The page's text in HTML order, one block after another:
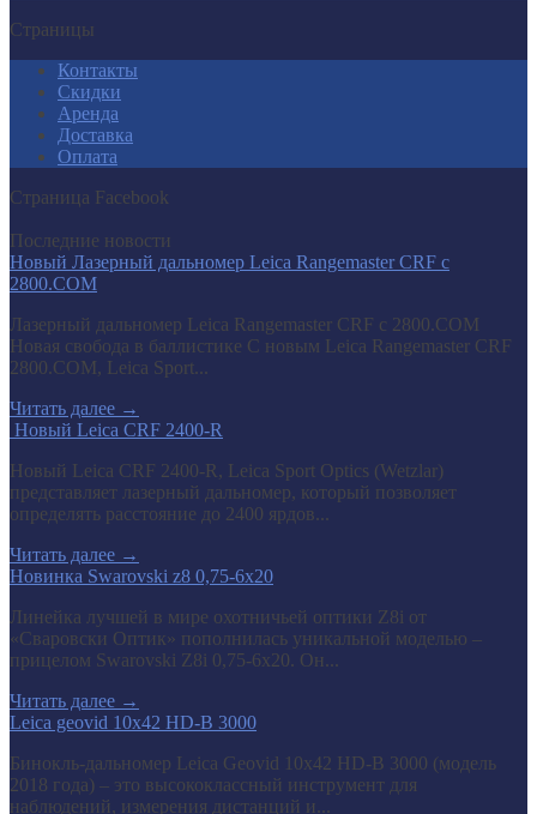
Страницы
Контакты
Скидки
Аренда
Доставка
Оплата
Страница Facebook
Последние новости
Новый Лазерный дальномер Leica Rangemaster CRF с
2800.COM
Лазерный дальномер Leica Rangemaster CRF с 2800.COM
Новая свобода в баллистике С новым Leica Rangemaster CRF
2800.COM, Leica Sport...
Читать далее →
​ Новый Leica CRF 2400-R
Новый Leica CRF 2400-R, Leica Sport Optics (Wetzlar)
представляет лазерный дальномер, который позволяет
определять расстояние до 2400 ярдов...
Читать далее →
Новинка Swarovski z8 0,75-6x20
Линейка лучшей в мире охотничьей оптики Z8i от
«Сваровски Оптик» пополнилась уникальной моделью –
прицелом Swarovski Z8i 0,75-6x20. Он...
Читать далее →
Leica geovid 10x42 HD-B 3000
Бинокль-дальномер Leica Geovid 10x42 HD-В 3000 (модель
2018 года) – это высококлассный инструмент для
наблюдений, измерения дистанций и...